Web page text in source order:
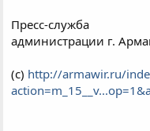
Пресс-служба
администрации г.
(с) http://armawir.ru/